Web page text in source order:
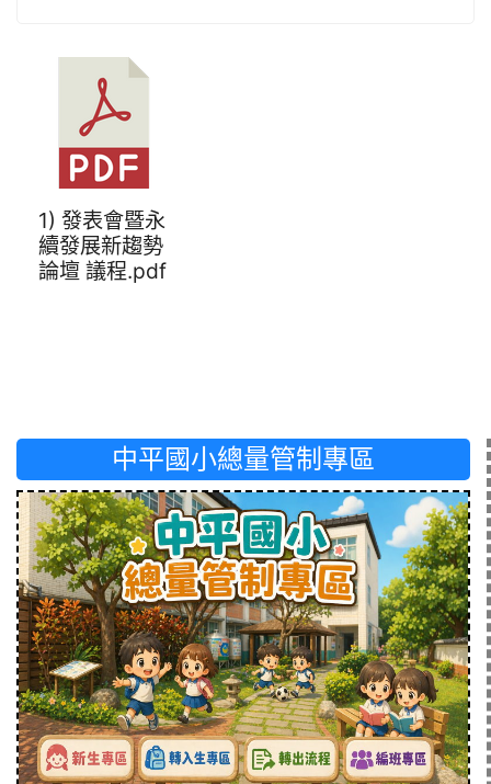
1) 發表會暨永
續發展新趨勢
論壇 議程.pdf
中平國小總量管制專區